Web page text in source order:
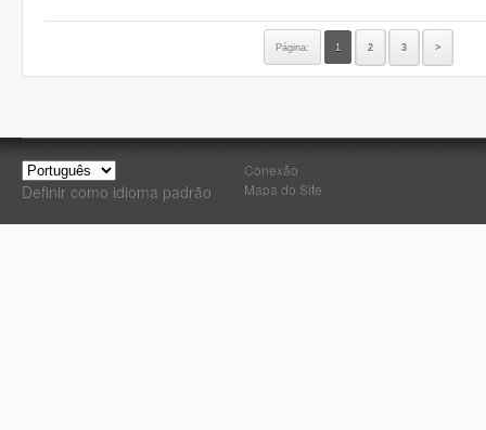
Página: 1 2 3 >
Definir como idioma padrão
Conexão
Mapa do Site